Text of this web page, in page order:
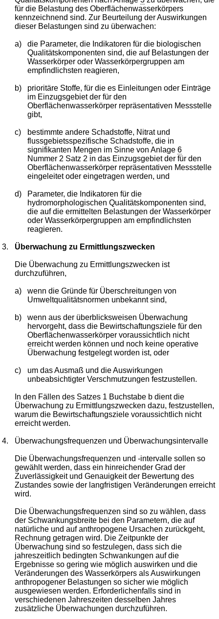
für die Belastung des Oberflächenwasserkörpers
kennzeichnend sind. Zur Beurteilung der Auswirkungen
dieser Belastungen sind zu überwachen:
a)
die Parameter, die Indikatoren für die biologischen
Qualitätskomponenten sind, die auf Belastungen der
Wasserkörper oder Wasserkörpergruppen am
empfindlichsten reagieren,
b)
prioritäre Stoffe, für die es Einleitungen oder Einträge
im Einzugsgebiet der für den
Oberflächenwasserkörper repräsentativen Messstelle
gibt,
c)
bestimmte andere Schadstoffe, Nitrat und
flussgebietsspezifische Schadstoffe, die in
signifikanten Mengen im Sinne von Anlage 6
Nummer 2 Satz 2 in das Einzugsgebiet der für den
Oberflächenwasserkörper repräsentativen Messstelle
eingeleitet oder eingetragen werden, und
d)
Parameter, die Indikatoren für die
hydromorphologischen Qualitätskomponenten sind,
die auf die ermittelten Belastungen der Wasserkörper
oder Wasserkörpergruppen am empfindlichsten
reagieren.
3. Überwachung zu Ermittlungszwecken
Die Überwachung zu Ermittlungszwecken ist
durchzuführen,
a)
wenn die Gründe für Überschreitungen von
Umweltqualitätsnormen unbekannt sind,
b)
wenn aus der überblicksweisen Überwachung
hervorgeht, dass die Bewirtschaftungsziele für den
Oberflächenwasserkörper voraussichtlich nicht
erreicht werden können und noch keine operative
Überwachung festgelegt worden ist, oder
c)
um das Ausmaß und die Auswirkungen
unbeabsichtigter Verschmutzungen festzustellen.
In den Fällen des Satzes 1 Buchstabe b dient die
Überwachung zu Ermittlungszwecken dazu, festzustellen,
warum die Bewirtschaftungsziele voraussichtlich nicht
erreicht werden.
4. Überwachungsfrequenzen und Überwachungsintervalle
Die Überwachungsfrequenzen und -intervalle sollen so
gewählt werden, dass ein hinreichender Grad der
Zuverlässigkeit und Genauigkeit der Bewertung des
Zustandes sowie der langfristigen Veränderungen erreicht
wird.
Die Überwachungsfrequenzen sind so zu wählen, dass
der Schwankungsbreite bei den Parametern, die auf
natürliche und auf anthropogene Ursachen zurückgeht,
Rechnung getragen wird. Die Zeitpunkte der
Überwachung sind so festzulegen, dass sich die
jahreszeitlich bedingten Schwankungen auf die
Ergebnisse so gering wie möglich auswirken und die
Veränderungen des Wasserkörpers als Auswirkungen
anthropogener Belastungen so sicher wie möglich
ausgewiesen werden. Erforderlichenfalls sind in
verschiedenen Jahreszeiten desselben Jahres
zusätzliche Überwachungen durchzuführen.